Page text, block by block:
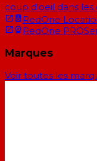
coup d'oeil dans les
RedOne
RedOne PRO
Marques
Voir toutes les